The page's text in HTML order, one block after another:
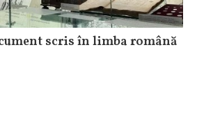
scris în limba română